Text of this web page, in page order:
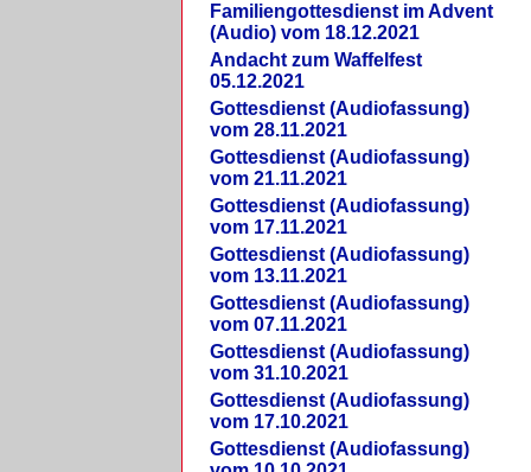
Familiengottesdienst im Advent
(Audio) vom 18.12.2021
Andacht zum Waffelfest
05.12.2021
Gottesdienst (Audiofassung)
vom 28.11.2021
Gottesdienst (Audiofassung)
vom 21.11.2021
Gottesdienst (Audiofassung)
vom 17.11.2021
Gottesdienst (Audiofassung)
vom 13.11.2021
Gottesdienst (Audiofassung)
vom 07.11.2021
Gottesdienst (Audiofassung)
vom 31.10.2021
Gottesdienst (Audiofassung)
vom 17.10.2021
Gottesdienst (Audiofassung)